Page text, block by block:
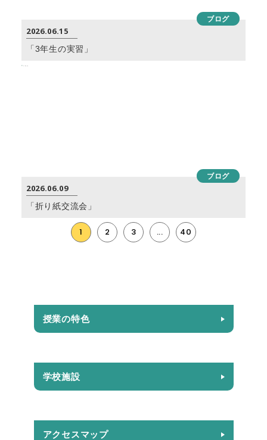
ブログ
2026.06.15
「3年生の実習」
ブログ
2026.06.09
「折り紙交流会」
1 2 3 ... 40
授業の特色
学校施設
アクセスマップ